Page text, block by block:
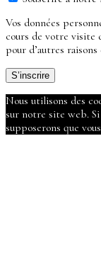
Vos données
cours de votre visite
pour d’autres
S’inscrire
Nous utilisons des
sur notre site web.
supposerons que